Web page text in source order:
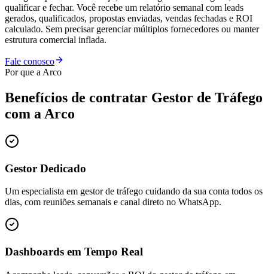
qualificar e fechar. Você recebe um relatório semanal com leads
gerados, qualificados, propostas enviadas, vendas fechadas e ROI
calculado. Sem precisar gerenciar múltiplos fornecedores ou manter
estrutura comercial inflada.
Fale conosco
Por que a Arco
Benefícios de contratar Gestor de Tráfego
com a Arco
Gestor Dedicado
Um especialista em gestor de tráfego cuidando da sua conta todos os
dias, com reuniões semanais e canal direto no WhatsApp.
Dashboards em Tempo Real